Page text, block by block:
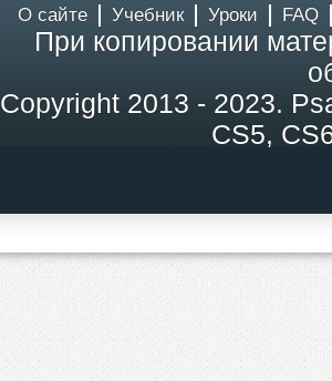
О сайте Учебник Уроки FAQ
При копировании
Copyright 2013 - 2023.
CS5,